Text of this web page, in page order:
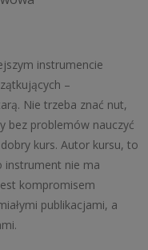
instrumencie
–
Nie trzeba znać nut,
bez problemów nauczyć
kurs. Autor kursu, to
instrument nie ma
kompromisem
publikacjami, a